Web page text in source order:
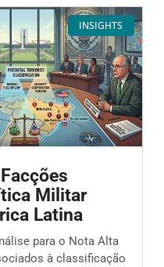
INSIGHTS
Militar
Latina
para o Nota Alta
à classificação